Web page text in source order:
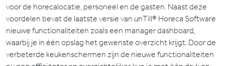
voor de horecalocatie, personeel en de gasten. Naast deze
voordelen bevat de laatste versie van unTill® Horeca Software
nieuwe functionaliteiten zoals een manager dashboard,
waarbij je in één opslag het gewenste overzicht krijgt. Door de
verbeterde keukenschermen zijn de nieuwe functionaliteiten